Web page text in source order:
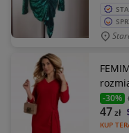
-30%
KUP
47zł